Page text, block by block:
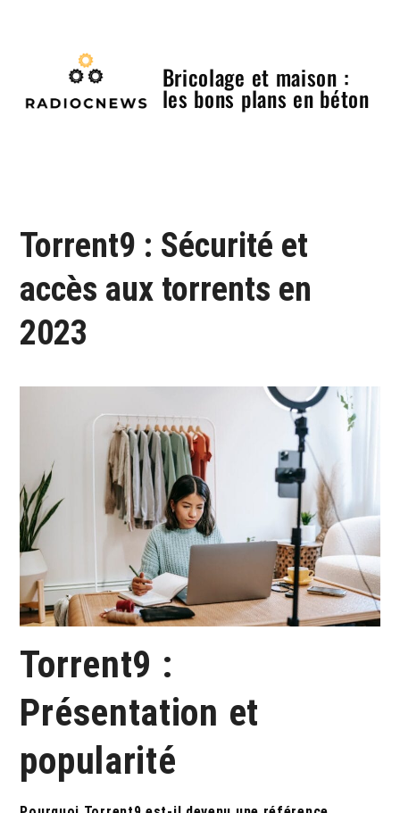
Bricolage et maison :
les bons plans en béton
Torrent9 : Sécurité et
accès aux torrents en
2023
Torrent9 :
Présentation et
popularité